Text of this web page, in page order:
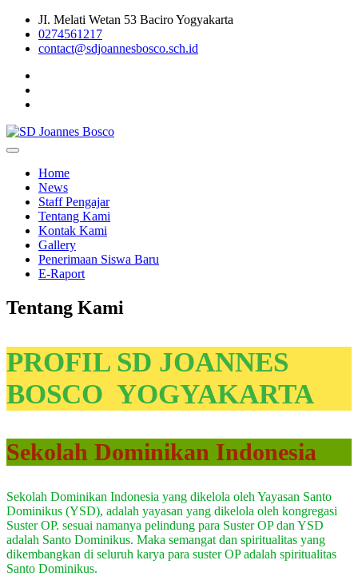
Skip
content
JI. Melati Wetan 53 Baciro Yogyakarta
0274561217
contact@sdjoannesbosco.sch.id
SD Joannes Bosco
Home
News
Staff Pengajar
Tentang Kami
Kontak Kami
Gallery
Penerimaan Siswa Baru
E-Raport
Tentang Kami
PROFIL SD JOANNES
BOSCO YOGYAKARTA
Sekolah Dominikan Indonesia
Sekolah Dominikan Indonesia yang dikelola oleh Yayasan Santo
Dominikus (YSD), adalah yayasan yang dikelola oleh kongregasi
Suster OP. sesuai namanya pelindung para Suster OP dan YSD
adalah Santo Dominikus. Maka semangat dan spiritualitas yang
dikembangkan di seluruh karya para suster OP adalah spiritualitas
Santo Dominikus.